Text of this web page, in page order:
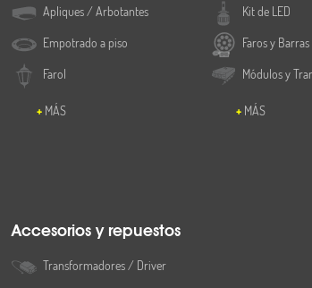
Apliques / Arbotantes
Empotrado a piso
Farol
MÁS
Kit de LED
Faros y Barras
Módulos y
MÁS
Accesorios y repuestos
Transformadores / Driver